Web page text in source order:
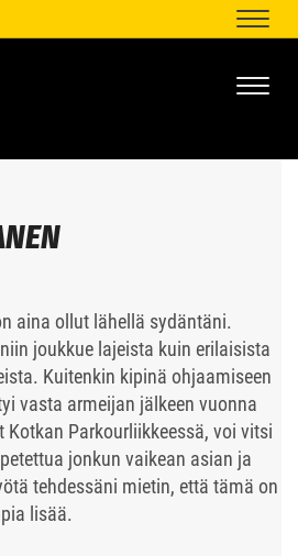
aina ollut lähellä sydäntäni.
joukkue lajeista kuin erilaisista
Kuitenkin kipinä ohjaamiseen
vasta armeijan jälkeen vuonna
Parkourliikkeessä, voi vitsi
jonkun vaikean asian ja
tehdessäni mietin, että tämä on
lisää.